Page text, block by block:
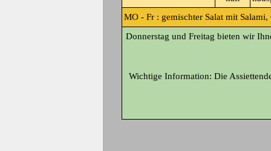
MO - Fr : gemischter Salat mit
Donnerstag und Freitag bieten wir
Wichtige Information: Die